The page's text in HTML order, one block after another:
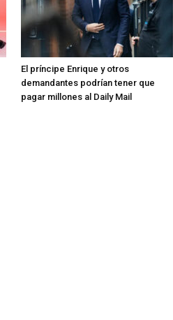
El príncipe Enrique y otros
demandantes podrían tener que
pagar millones al Daily Mail